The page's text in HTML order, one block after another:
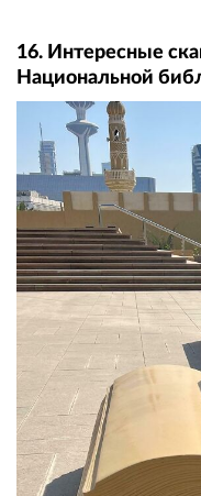
16. Интересные
Национальной